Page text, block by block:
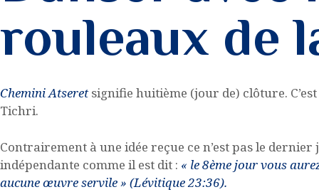
rouleaux de
Chemini Atseretsignifie huitième (jour de) clôture.
Tichri.
Contrairement à une idée reçue ce n’est pas le
indépendante comme il est dit : « le 8ème jour vous
aucune œuvre servile » (Lévitique 23:36).